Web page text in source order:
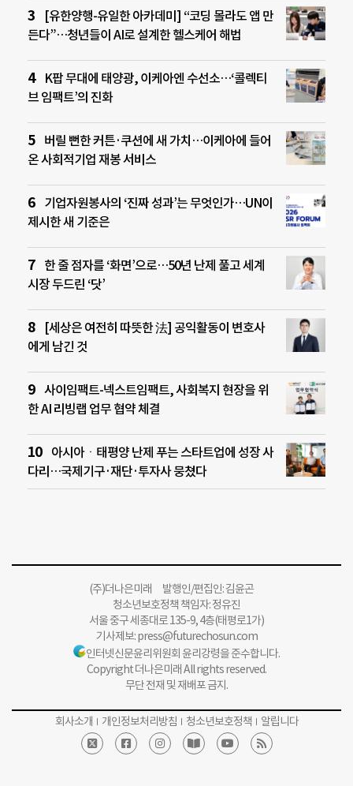
[유한양행-유일한 아카데미] “코딩 몰라도 앱 만
든다”…청년들이 AI로 설계한 헬스케어 해법
K팝 무대에 태양광, 이케아엔 수선소…‘콜렉티
브 임팩트’의 진화
버릴 뻔한 커튼·쿠션에 새 가치…이케아에 들어
온 사회적기업 재봉 서비스
기업자원봉사의 ‘진짜 성과’는 무엇인가…UN이
제시한 새 기준은
한 줄 점자를 ‘화면’으로…50년 난제 풀고 세계
시장 두드린 ‘닷’
[세상은 여전히 따뜻한 法] 공익활동이 변호사
에게 남긴 것
사이임팩트-넥스트임팩트, 사회복지 현장을 위
한 AI 리빙랩 업무 협약 체결
아시아ㆍ태평양 난제 푸는 스타트업에 성장 사
다리…국제기구·재단·투자사 뭉쳤다
(주)더나은미래 발행인/편집인: 김윤곤
청소년보호정책 책임자: 정유진
서울 중구 세종대로 135-9, 4층(태평로1가)
기사제보:press@futurechosun.com
인터넷신문윤리위원회 윤리강령을 준수합니다.
Copyright 더나은미래 All rights reserved.
무단 전재 및 재배포 금지.
회사소개 개인정보처리방침 청소년보호정책 알립니다